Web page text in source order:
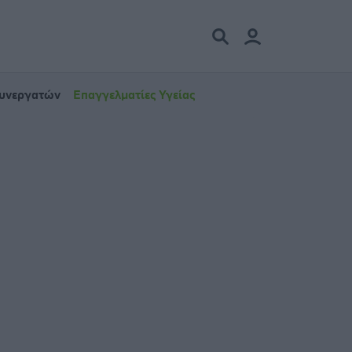
Επαγγελματίες Υγείας